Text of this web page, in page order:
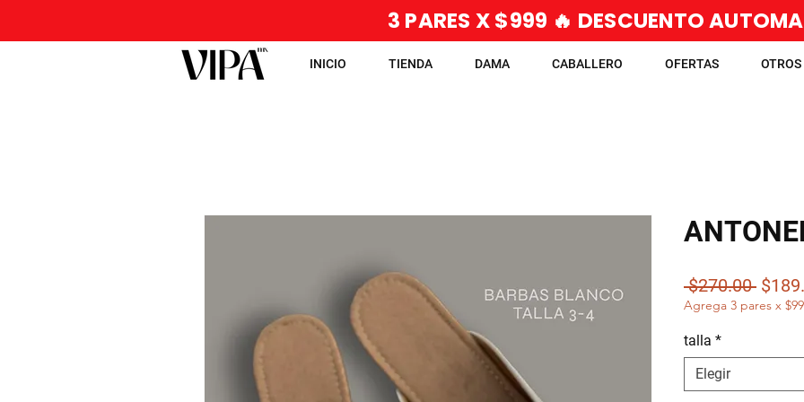
3 PARES X $999 🔥 DESCUENTO
INICIO TIENDA DAMA CABALLERO OFERTAS OTROS
$270.00
Agrega 3 pares x
talla *
Elegir